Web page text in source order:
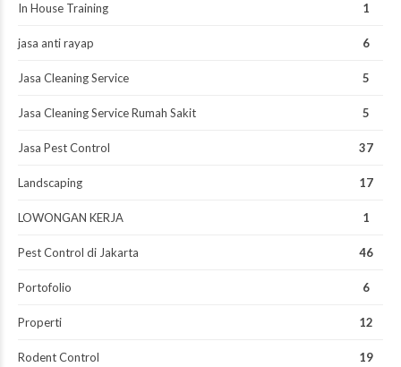
In House Training 1
jasa anti rayap 6
Jasa Cleaning Service 5
Jasa Cleaning Service Rumah Sakit 5
Jasa Pest Control 37
Landscaping 17
LOWONGAN KERJA 1
Pest Control di Jakarta 46
Portofolio 6
Properti 12
Rodent Control 19